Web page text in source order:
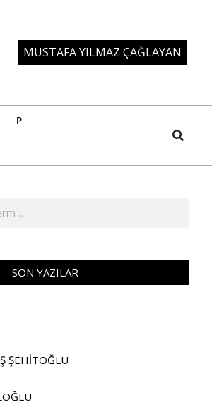
MUSTAFA YILMAZ ÇAĞLAYAN
P
Search
SON YAZILAR
ŞEHİTOĞLU